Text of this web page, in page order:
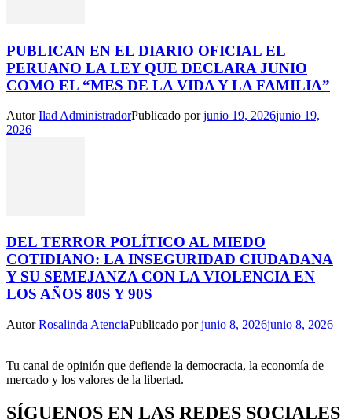
PUBLICAN EN EL DIARIO OFICIAL EL
PERUANO LA LEY QUE DECLARA JUNIO
COMO EL “MES DE LA VIDA Y LA FAMILIA”
AutorIlad AdministradorPublicado porjunio 19, 2026junio 19,
2026
DEL TERROR POLÍTICO AL MIEDO
COTIDIANO: LA INSEGURIDAD CIUDADANA
Y SU SEMEJANZA CON LA VIOLENCIA EN
LOS AÑOS 80S Y 90S
AutorRosalinda AtenciaPublicado porjunio 8, 2026junio 8, 2026
Tu canal de opinión que defiende la democracia, la economía de
mercado y los valores de la libertad.
SÍGUENOS EN LAS REDES SOCIALES